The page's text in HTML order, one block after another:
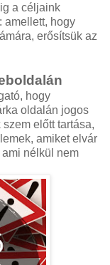
a céljaink
amellett, hogy
erősítsük az
hogy
oldalán jogos
előtt tartása,
amiket elvár
nélkül nem